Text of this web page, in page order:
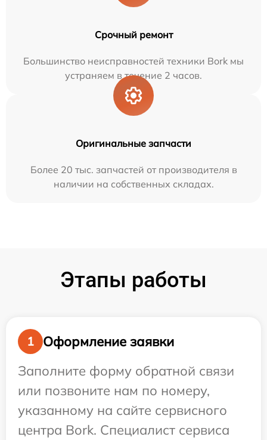
Срочный ремонт
Большинство неисправностей техники Bork мы
устраняем в течение 2 часов.
Оригинальные запчасти
Более 20 тыс. запчастей от производителя в
наличии на собственных складах.
Этапы работы
1
Оформление заявки
Заполните форму обратной связи
или позвоните нам по номеру,
указанному на сайте сервисного
центра Bork. Специалист сервиса